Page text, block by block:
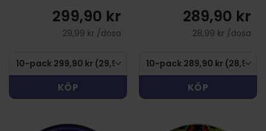
299,90 kr
29,99 kr /dosa
KÖP
289,90 kr
28,99 kr /dosa
KÖP